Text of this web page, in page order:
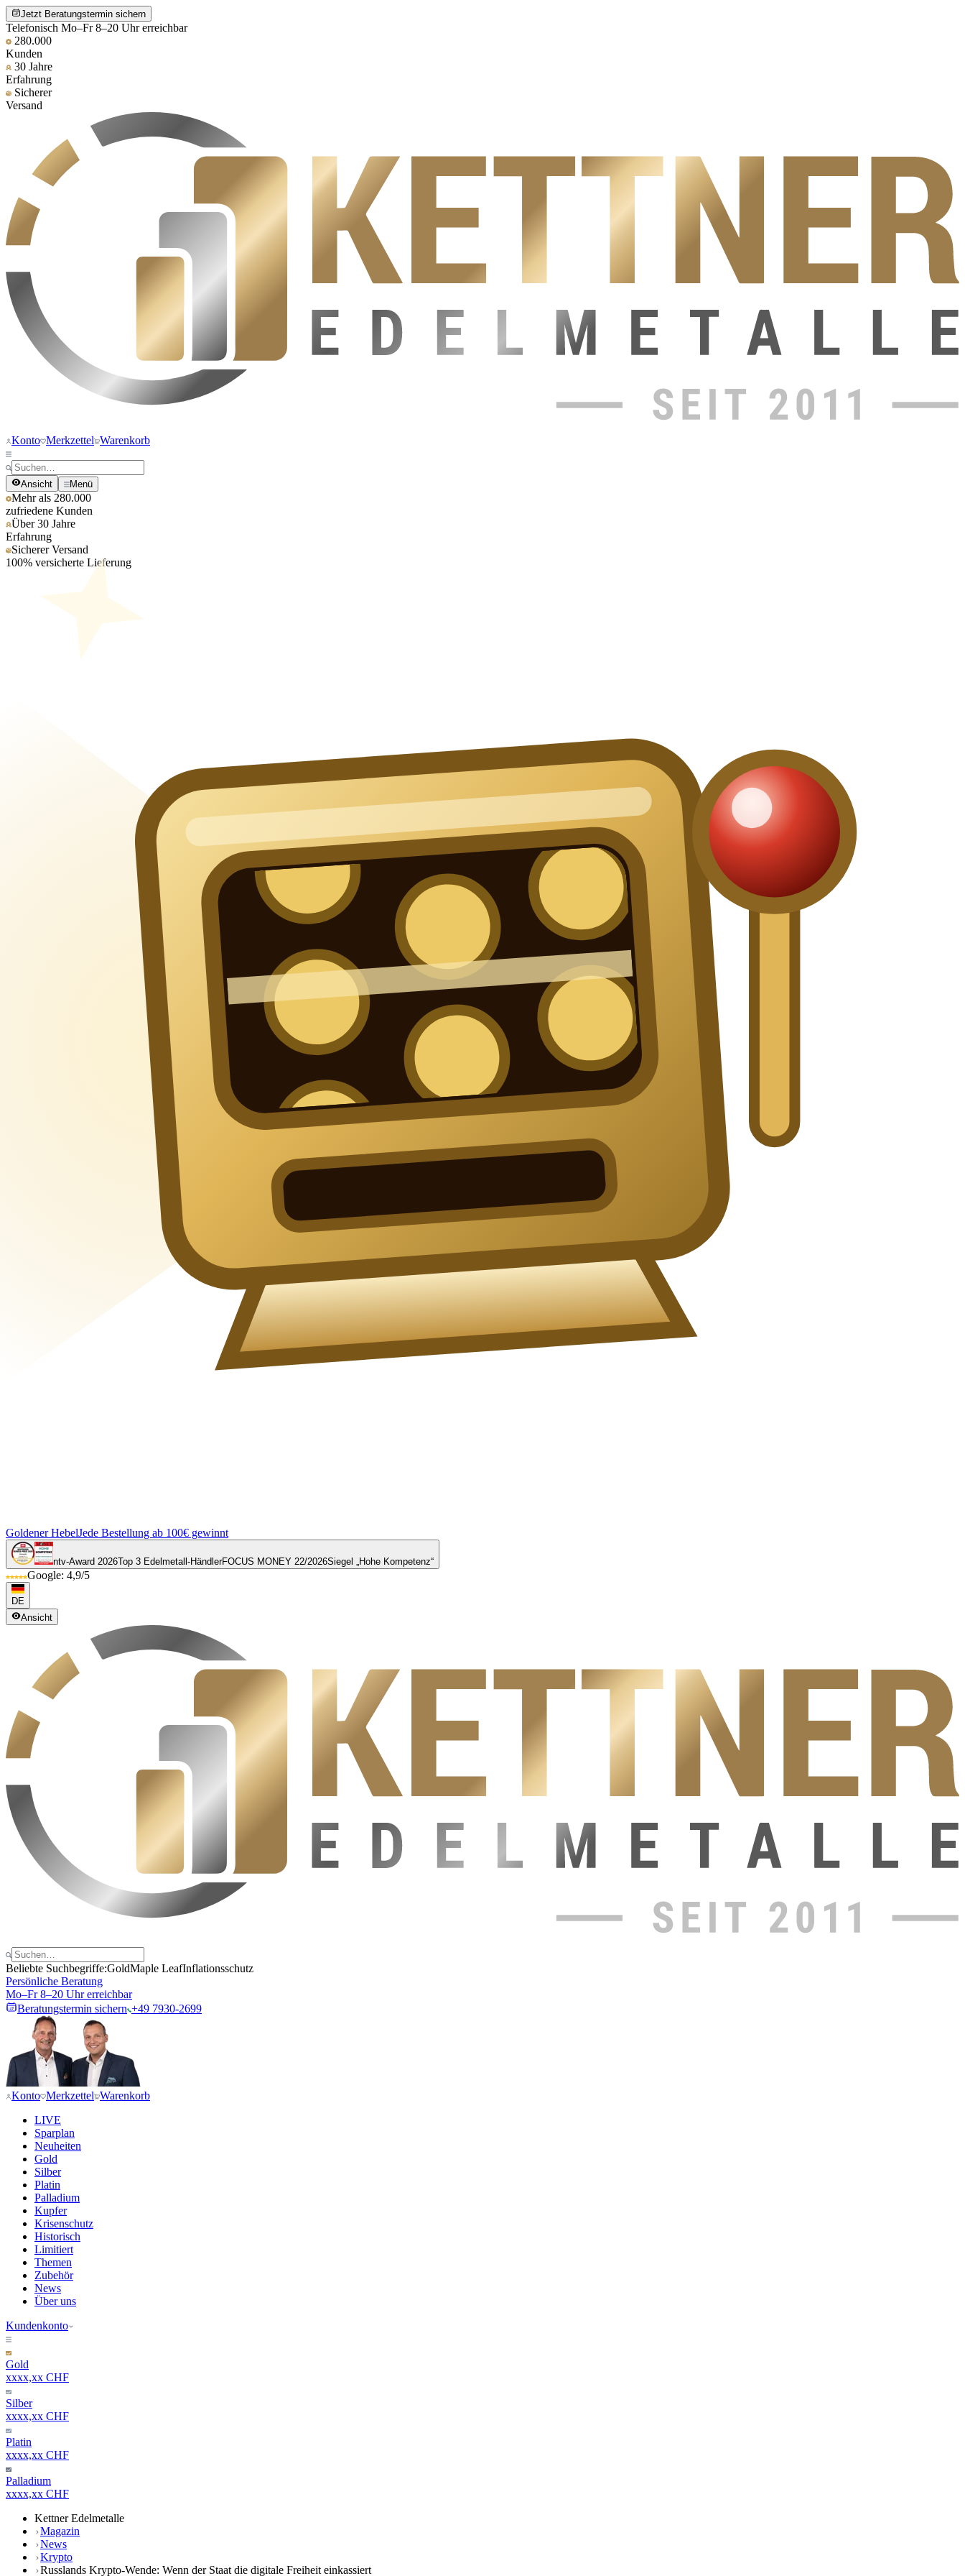
Jetzt Beratungstermin sichern
Telefonisch Mo–Fr 8–20 Uhr erreichbar
280.000
Kunden
30 Jahre
Erfahrung
Sicherer
Versand
Konto Merkzettel Warenkorb
Ansicht Menü
Mehr als 280.000
zufriedene Kunden
Über 30 Jahre
Erfahrung
Sicherer Versand
100% versicherte Lieferung
Goldener HebelJede Bestellung ab 100€ gewinnt
ntv-Award 2026Top 3 Edelmetall-HändlerFOCUS MONEY 22/2026Siegel „Hohe Kompetenz“
Google: 4,9/5
DE
Ansicht
Beliebte Suchbegriffe:GoldMaple LeafInflationsschutz
Persönliche Beratung
Mo–Fr 8–20 Uhr erreichbar
Beratungstermin sichern +49 7930-2699
Konto Merkzettel Warenkorb
LIVE
Sparplan
Neuheiten
Gold
Silber
Platin
Palladium
Kupfer
Krisenschutz
Historisch
Limitiert
Themen
Zubehör
News
Über uns
Kundenkonto
Gold
xxxx,xx CHF
Silber
xxxx,xx CHF
Platin
xxxx,xx CHF
Palladium
xxxx,xx CHF
Kettner Edelmetalle
Magazin
News
Krypto
Russlands Krypto-Wende: Wenn der Staat die digitale Freiheit einkassiert